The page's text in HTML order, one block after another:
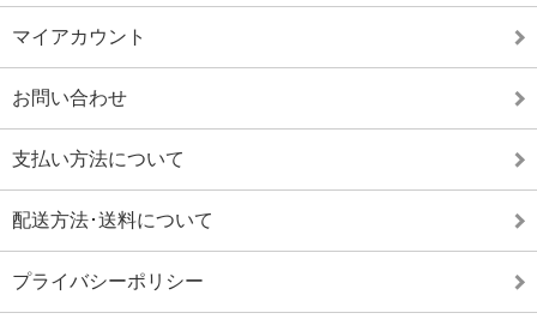
マイアカウント
お問い合わせ
支払い方法について
配送方法･送料について
プライバシーポリシー